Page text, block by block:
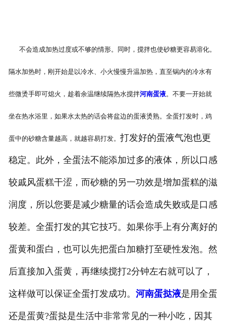
不会造成加热过度或不够的情形。同时，搅拌也使砂糖更容易溶化。
隔水加热时，刚开始是以冷水、小火慢慢升温加热，直至锅内的冷水有
些微烫手即可熄火，趁着余温继续隔热水搅拌河南蛋液。不要一开始就
坐在热水浴里，如果水太热的话会将盆边的蛋液烫熟。全蛋打发时，鸡
蛋中的砂糖含量越高，就越容易打发。 打发好的蛋液气泡也更
稳定。此外，全蛋法不能添加过多的液体，所以口感
较戚风蛋糕干涩，而砂糖的另一功效是增加蛋糕的滋
润度，所以您要是减少糖量的话会造成失败或是口感
较差。全蛋打发的其它技巧。如果你手上有分离好的
蛋黄和蛋白，也可以先把蛋白加糖打至硬性发泡。然
后直接加入蛋黄，再继续搅打2分钟左右就可以了，
这样做可以保证全蛋打发成功。 河南蛋挞液是用全蛋
还是蛋黄?蛋挞是生活中非常常见的一种小吃，因其